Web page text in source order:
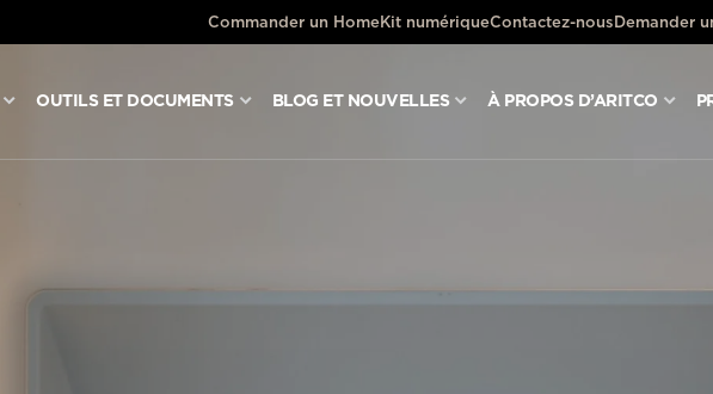
Commander un HomeKit numériqueContactez-nous Demander
OUTILS ET DOCUMENTS BLOG ET NOUVELLES À PROPOS D’ARITCO